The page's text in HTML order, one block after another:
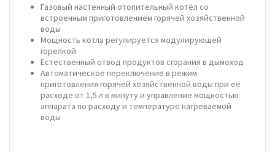
Газовый настенный отопительный котёл со
встроенным приготовлением горячей хозяйственной
воды
Мощность котла регулируется модулирующей
горелкой
Естественный отвод продуктов сгорания в дымоход
Автоматическое переключение в режим
приготовления горячей хозяйственной воды при её
расходе от 1,5 л в минуту и управление мощностью
аппарата по расходу и температуре нагреваемой
воды